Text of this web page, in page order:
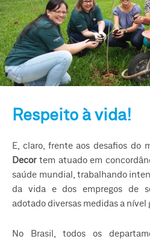
Respeito à vida!
E, claro, frente aos desafios do
Decortem atuado em
saúde mundial, trabalhando
da vida e dos empregos de
adotado diversas medidas a nível
No Brasil, todos os